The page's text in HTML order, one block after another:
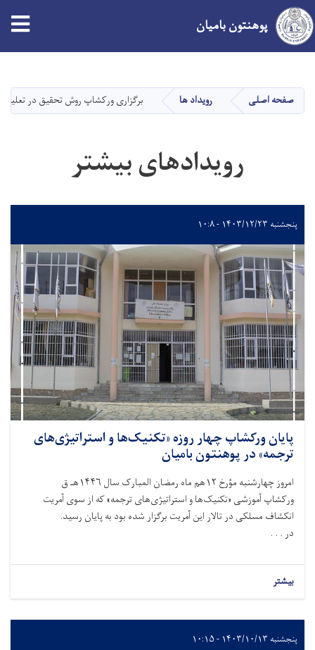
main
content
پوهنتون بامیان
صفحه اصلی رویداد ها برگزاری ورکشاپ روش تحقیق در تعلیم و
رویدادهای بیشتر
پنجشنبه ۱۴۰۳/۱۲/۲۳ - ۱۰:۸
پایان ورکشاپ چهار روزه «تکنیک‌ها و استراتیژی‌های
ترجمه» در پوهنتون بامیان
امروز چهارشنبه مؤرخ ۱۲هم ماه رمضان المبارک سال ۱۴۴۶هـ ق
ورکشاپ آموزشی «تکنیک‌ها و استراتیژی‌های ترجمه» که از سوی آمریت
انکشاف مسلکی در تالار این آمریت برگزار شده بود به پایان رسید.
در . . .
بیشتر
پنجشنبه ۱۴۰۳/۱۰/۱۳ - ۱۰:۱۵